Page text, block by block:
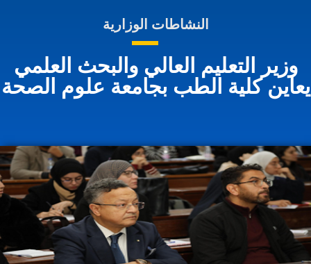
النشاطات الوزارية
وزير التعليم العالي والبحث العلمي
كلية الطب بجامعة علوم الصحة